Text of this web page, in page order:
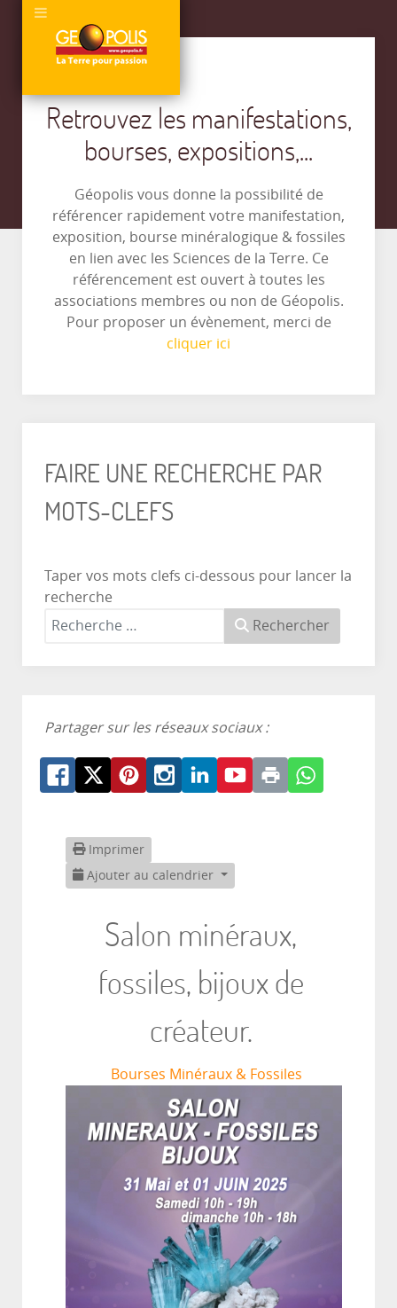
Retrouvez les manifestations,
bourses, expositions,...
Géopolis vous donne la possibilité de
référencer rapidement votre manifestation,
exposition, bourse minéralogique & fossiles
en lien avec les Sciences de la Terre. Ce
référencement est ouvert à toutes les
associations membres ou non de Géopolis.
Pour proposer un évènement, merci de
cliquer ici
FAIRE UNE RECHERCHE PAR
MOTS-CLEFS
Taper vos mots clefs ci-dessous pour lancer la
recherche
Rechercher
Partager sur les réseaux sociaux :
Imprimer
Ajouter au calendrier
Salon minéraux,
fossiles, bijoux de
créateur.
Bourses Minéraux & Fossiles